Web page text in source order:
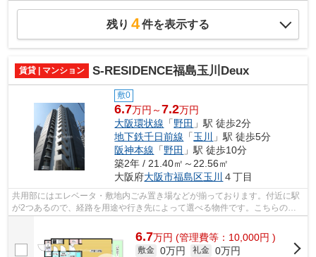
残り 4件を表示する
賃貸 | マンション S-RESIDENCE福島玉川Deux
敷0
6.7万円～7.2万円
大阪環状線 「野田 」駅 徒歩2分
地下鉄千日前線 「玉川
」駅 徒歩5分
阪神本線 「野田 」駅 徒歩10分
築2年 / 21.40㎡～22.56㎡
大阪府大阪市福島区玉川 ４丁目
共用部にはエレベータ・敷地内ごみ置き場などが揃っております。付近に駅
が2つあるので、経路を用途や行き先によって選べる物件です。こちらの物
6.7万円 (管理費等：10,000円 )
敷金 0万円 礼金 0万円